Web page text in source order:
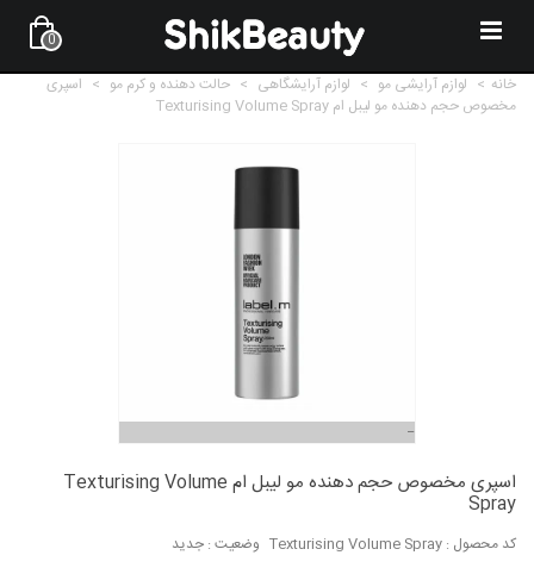
0
خانه > لوازم آرایشی مو > لوازم آرایشگاهی > حالت دهنده و کرم مو > اسپری
مخصوص حجم دهنده مو لیبل ام Texturising Volume Spray
اسپری مخصوص حجم دهنده مو لیبل ام Texturising Volume
Spray
کد محصول : Texturising Volume Spray وضعیت : جدید